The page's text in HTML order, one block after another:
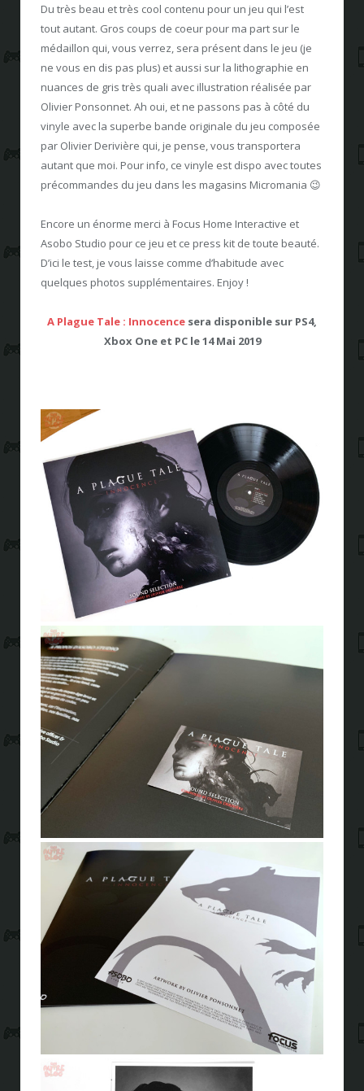
Du très beau et très cool contenu pour un jeu qui l’est
tout autant. Gros coups de coeur pour ma part sur le
médaillon qui, vous verrez, sera présent dans le jeu (je
ne vous en dis pas plus) et aussi sur la lithographie en
nuances de gris très quali avec illustration réalisée par
Olivier Ponsonnet. Ah oui, et ne passons pas à côté du
vinyle avec la superbe bande originale du jeu composée
par Olivier Derivière qui, je pense, vous transportera
autant que moi. Pour info, ce vinyle est dispo avec toutes
précommandes du jeu dans les magasins Micromania 😉
Encore un énorme merci à Focus Home Interactive et
Asobo Studio pour ce jeu et ce press kit de toute beauté.
D’ici le test, je vous laisse comme d’habitude avec
quelques photos supplémentaires. Enjoy !
A Plague Tale : Innocence sera disponible sur PS4,
Xbox One et PC le 14 Mai 2019